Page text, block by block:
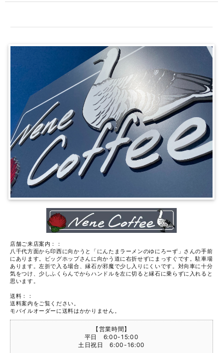
店舗ご来店案内：：
八千代方面から印西に向かうと「にんたまラーメンのゆにろーず」さんの手前
にあります。ビッグホップさんに向かう道に右折せずにまっすぐです。駐車場
あります。左折で入る場合、縁石が邪魔で少し入りにくいです。対向車に十分
気をつけ、少しふくらんでからハンドルを左に切ると縁石に乗らずに入れると
思います。
送料：：
送料案内をご覧ください。
モバイルオーダーに送料はかかりません。
【営業時間】
平日 6:00-15:00
土日祝日 6:00-16:00